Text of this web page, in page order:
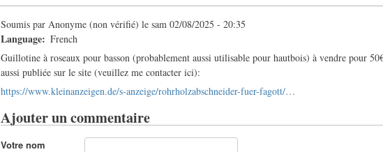
Soumis parAnonyme (non vérifié) lesam 02/08/2025 - 20:35
Language
French
Guillotine à roseaux pour basson (probablement aussi utilisable pour hautbois) à vendre pour
aussi publiée sur le site (veuillez me contacter ici):
https://www.kleinanzeigen.de/s-anzeige/rohrholzabschneider-fuer-fagott/…
Ajouter un commentaire
Votre nom